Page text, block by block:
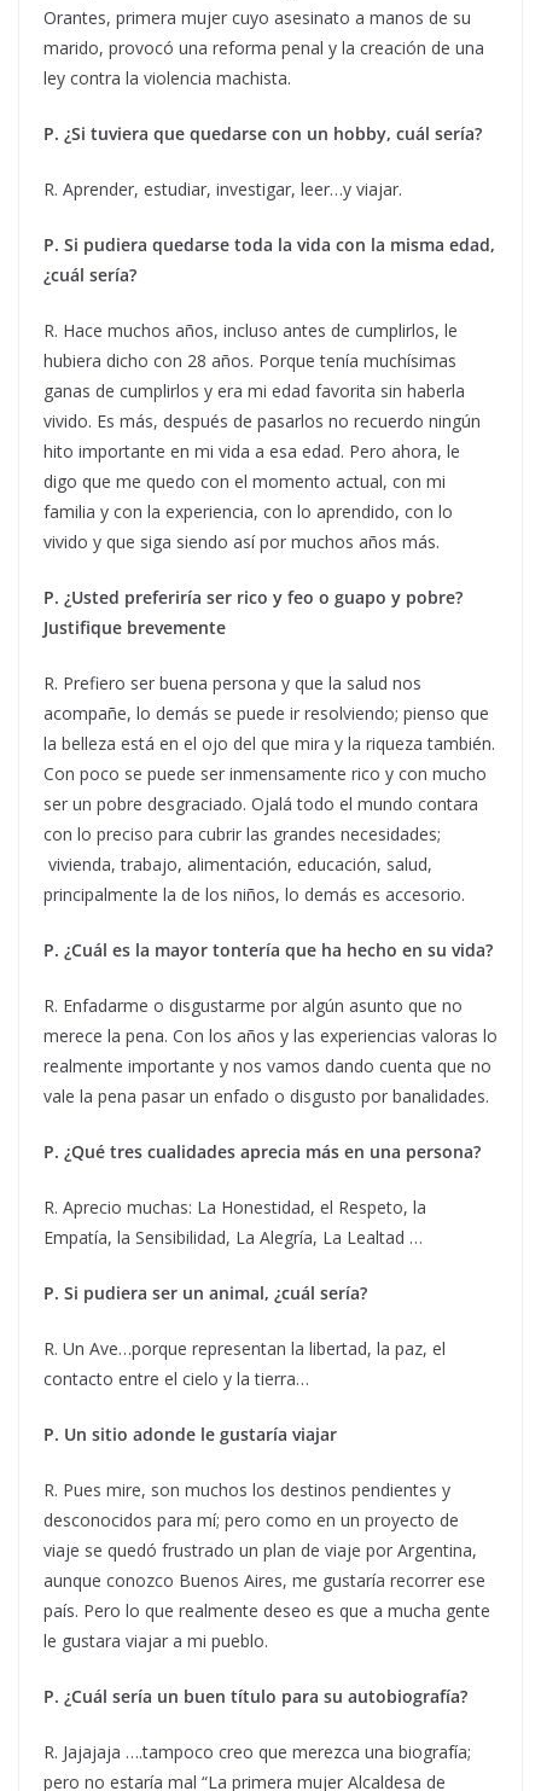
Orantes, primera mujer cuyo asesinato a manos de su
marido, provocó una reforma penal y la creación de una
ley contra la violencia machista.
P. ¿Si tuviera que quedarse con un hobby, cuál sería?
R. Aprender, estudiar, investigar, leer…y viajar.
P. Si pudiera quedarse toda la vida con la misma edad,
¿cuál sería?
R. Hace muchos años, incluso antes de cumplirlos, le
hubiera dicho con 28 años. Porque tenía muchísimas
ganas de cumplirlos y era mi edad favorita sin haberla
vivido. Es más, después de pasarlos no recuerdo ningún
hito importante en mi vida a esa edad. Pero ahora, le
digo que me quedo con el momento actual, con mi
familia y con la experiencia, con lo aprendido, con lo
vivido y que siga siendo así por muchos años más.
P. ¿Usted preferiría ser rico y feo o guapo y pobre?
Justifique brevemente
R. Prefiero ser buena persona y que la salud nos
acompañe, lo demás se puede ir resolviendo; pienso que
la belleza está en el ojo del que mira y la riqueza también.
Con poco se puede ser inmensamente rico y con mucho
ser un pobre desgraciado. Ojalá todo el mundo contara
con lo preciso para cubrir las grandes necesidades;
vivienda, trabajo, alimentación, educación, salud,
principalmente la de los niños, lo demás es accesorio.
P. ¿Cuál es la mayor tontería que ha hecho en su vida?
R. Enfadarme o disgustarme por algún asunto que no
merece la pena. Con los años y las experiencias valoras lo
realmente importante y nos vamos dando cuenta que no
vale la pena pasar un enfado o disgusto por banalidades.
P. ¿Qué tres cualidades aprecia más en una persona?
R. Aprecio muchas: La Honestidad, el Respeto, la
Empatía, la Sensibilidad, La Alegría, La Lealtad …
P. Si pudiera ser un animal, ¿cuál sería?
R. Un Ave…porque representan la libertad, la paz, el
contacto entre el cielo y la tierra…
P. Un sitio adonde le gustaría viajar
R. Pues mire, son muchos los destinos pendientes y
desconocidos para mí; pero como en un proyecto de
viaje se quedó frustrado un plan de viaje por Argentina,
aunque conozco Buenos Aires, me gustaría recorrer ese
país. Pero lo que realmente deseo es que a mucha gente
le gustara viajar a mi pueblo.
P. ¿Cuál sería un buen título para su autobiografía?
R. Jajajaja ….tampoco creo que merezca una biografía;
pero no estaría mal “La primera mujer Alcaldesa de